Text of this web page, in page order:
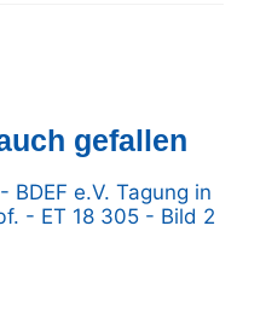
gefallen